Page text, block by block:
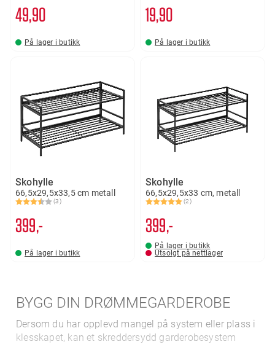
49 90
På lager i butikk
19 90
På lager i butikk
Skohylle
66,5x29,5x33,5 cm metall
Karakter:
(3)
3.3 av 5 mulige
399,-
På lager i butikk
Skohylle
66,5x29,5x33 cm, metall
Karakter:
(2)
5.0 av 5 mulige
399,-
På lager i butikk
Utsolgt på nettlager
BYGG DIN DRØMMEGARDEROBE
Dersom du har opplevd mangel på system eller plass i
klesskapet, kan et skreddersydd garderobesystem